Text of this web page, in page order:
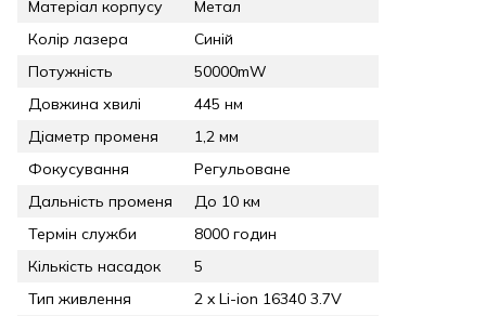
Матеріал корпусу
Метал
Колір лазера
Синій
Потужність
50000mW
Довжина хвилі
445 нм
Діаметр променя
1,2 мм
Фокусування
Регульоване
Дальність променя
До 10 км
Термін служби
8000 годин
Кількість насадок
5
Тип живлення
2 x Li-ion 16340 3.7V